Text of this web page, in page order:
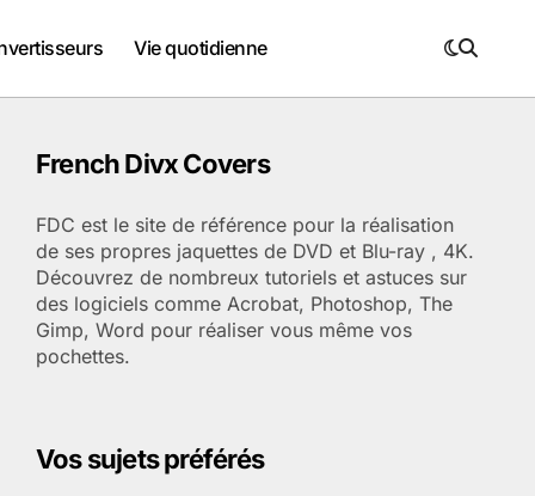
Vie quotidienne
French Divx Covers
FDC est le site de référence pour la réalisation
de ses propres jaquettes de DVD et Blu-ray , 4K.
Découvrez de nombreux tutoriels et astuces sur
des logiciels comme Acrobat, Photoshop, The
Gimp, Word pour réaliser vous même vos
pochettes.
Vos sujets préférés